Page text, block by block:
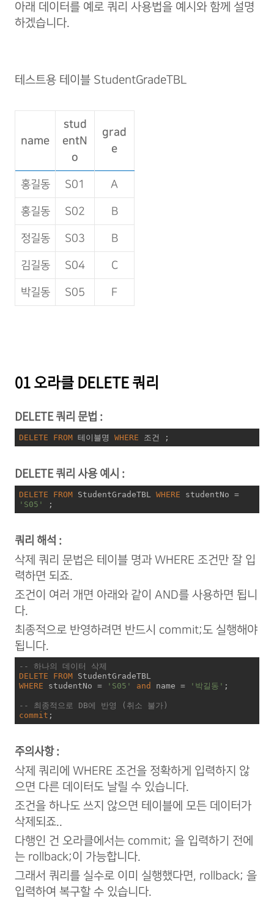
아래 데이터를 예로 쿼리 사용법을 예시와 함께 설명
하겠습니다.
테스트용 테이블 StudentGradeTBL
name
stud
entN
o
grad
e
홍길동 S01 A
홍길동 S02 B
정길동 S03 B
김길동 S04 C
박길동 S05 F
01 오라클 DELETE 쿼리
DELETE 쿼리 문법 :
DELETE FROM 테이블명 WHERE 조건 ;
DELETE 쿼리 사용 예시 :
DELETE FROM StudentGradeTBL WHERE studentNo =
'S05'
;
쿼리 해석 :
삭제 쿼리 문법은 테이블 명과 WHERE 조건만 잘 입
력하면 되죠.
조건이 여러 개면 아래와 같이 AND를 사용하면 됩니
다.
최종적으로 반영하려면 반드시 commit;도 실행해야
됩니다.
-- 하나의 데이터 삭제
DELETE
FROM
WHERE studentNo = 'S05' and name = '박길동' ;
-- 최종적으로 DB에 반영 (취소 불가)
commit ;
주의사항 :
삭제 쿼리에 WHERE 조건을 정확하게 입력하지 않
으면 다른 데이터도 날릴 수 있습니다.
조건을 하나도 쓰지 않으면 테이블에 모든 데이터가
삭제되죠..
다행인 건 오라클에서는 commit; 을 입력하기 전에
는 rollback;이 가능합니다.
그래서 쿼리를 실수로 이미 실행했다면, rollback; 을
입력하여 복구할 수 있습니다.